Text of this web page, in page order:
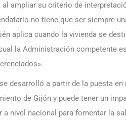
ampliar su criterio de
no tiene que ser siempre
aplica cuando la vivienda se
la Administración competente
desarrolló a partir de la puesta
de Gijón y puede tener un
a nivel nacional para fomentar la